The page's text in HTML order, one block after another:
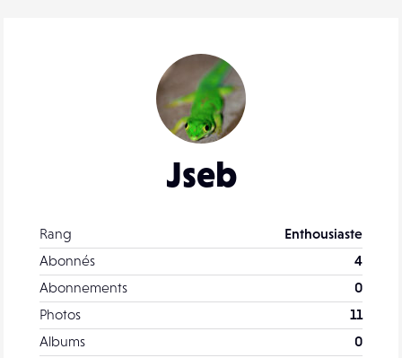
Jseb
Rang
Enthousiaste
Abonnés
4
Abonnements
0
Photos
11
Albums
0